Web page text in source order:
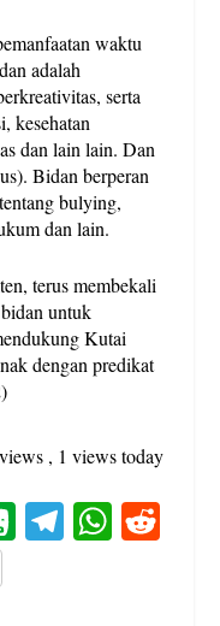
waktu
adalah
serta
kesehatan
dan lain lain. Dan
Bidan berperan
bulying,
dan lain.
terus membekali
untuk
Kutai
dengan predikat
, 1 views today
E Te W